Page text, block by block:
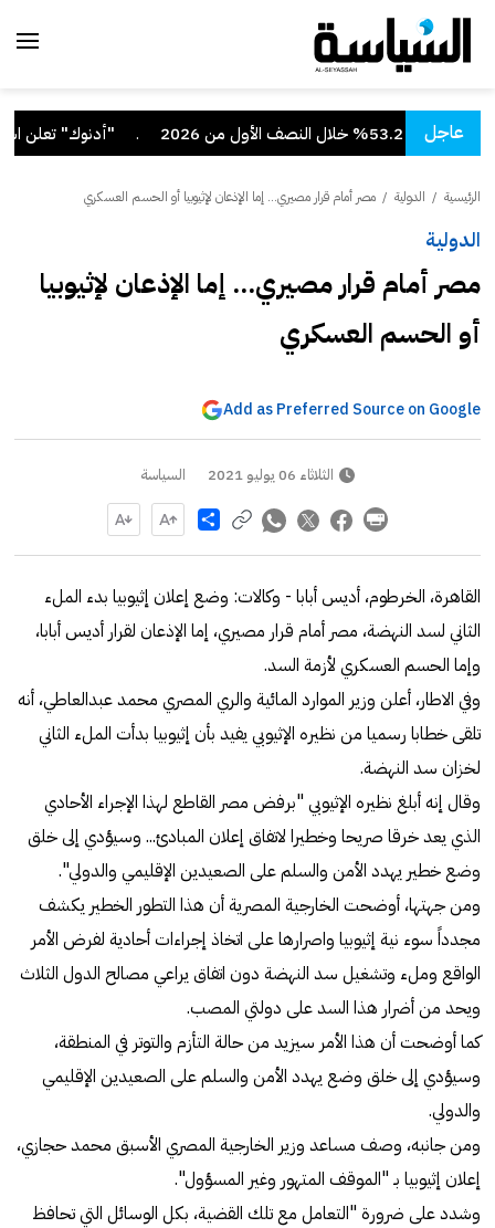
عاجل
الأول من 2026 "أدنوك" تعلن
الرئيسية / الدولية / مصر أمام قرار مصيري... إما الإذعان لإثيوبيا أو الحسم العسكري
الدولية
مصر أمام قرار مصيري... إما الإذعان لإثيوبيا
أو الحسم العسكري
Add as Preferred Source on Google
الثلاثاء 06 يوليو 2021 السياسة
Share
القاهرة، الخرطوم، أديس أبابا - وكالات: وضع إعلان إثيوبيا بدء الملء
الثاني لسد النهضة، مصر أمام قرار مصيري، إما الإذعان لقرار أديس أبابا،
وإما الحسم العسكري لأزمة السد.
وفي الاطار، أعلن وزير الموارد المائية والري المصري محمد عبدالعاطي، أنه
تلقى خطابا رسميا من نظيره الإثيوبي يفيد بأن إثيوبيا بدأت الملء الثاني
لخزان سد النهضة.
وقال إنه أبلغ نظيره الإثيوبي "برفض مصر القاطع لهذا الإجراء الأحادي
الذي يعد خرقا صريحا وخطيرا لاتفاق إعلان المبادئ... وسيؤدي إلى خلق
وضع خطير يهدد الأمن والسلم على الصعيدين الإقليمي والدولي".
ومن جهتها، أوضحت الخارجية المصرية أن هذا التطور الخطير يكشف
مجدداً سوء نية إثيوبيا واصرارها على اتخاذ إجراءات أحادية لفرض الأمر
الواقع وملء وتشغيل سد النهضة دون اتفاق يراعي مصالح الدول الثلاث
ويحد من أضرار هذا السد على دولتي المصب.
كما أوضحت أن هذا الأمر سيزيد من حالة التأزم والتوتر في المنطقة،
وسيؤدي إلى خلق وضع يهدد الأمن والسلم على الصعيدين الإقليمي
والدولي.
ومن جانبه، وصف مساعد وزير الخارجية المصري الأسبق محمد حجازي،
إعلان إثيوبيا بـ "الموقف المتهور وغير المسؤول".
وشدد على ضرورة "التعامل مع تلك القضية، بكل الوسائل التي تحافظ